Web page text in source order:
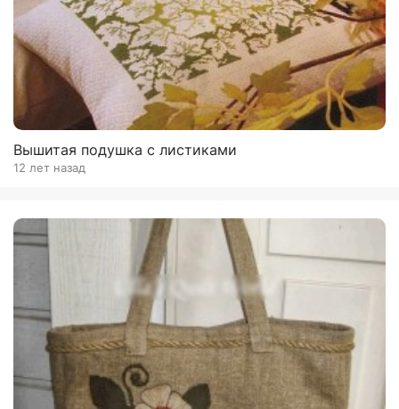
Вышитая подушка с листиками
12 лет назад